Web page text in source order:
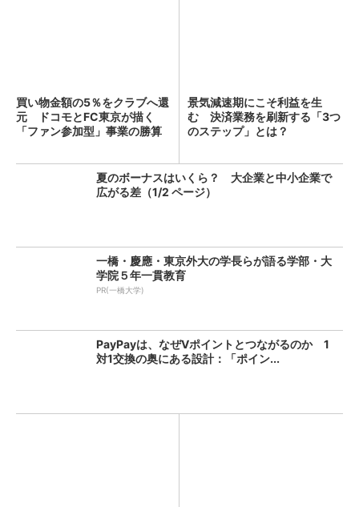
買い物金額の5％をクラブへ還
元 ドコモとFC東京が描く
「ファン参加型」事業の勝算
景気減速期にこそ利益を生
む 決済業務を刷新する「3つ
のステップ」とは？
夏のボーナスはいくら？ 大企業と中小企業で
広がる差（1/2 ページ）
一橋・慶應・東京外大の学長らが語る学部・大
学院５年一貫教育
PR(一橋大学)
PayPayは、なぜVポイントとつながるのか 1
対1交換の奥にある設計：「ポイン...